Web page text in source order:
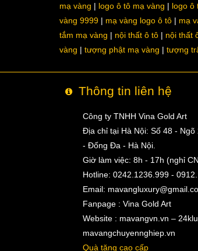
mạ vàng
logo ô tô mạ vàng logo ô
vàng 9999
mạ vàng logo ô tô mạ
tắm mạ vàng
nội thất ô tô nội thất
vàng
tượng phật mạ vàng tượng
Thông tin liên hệ
Công ty TNHH Vina Gold Art
Địa chỉ tại Hà Nội: Số 48 - Ngõ
- Đống Đa - Hà Nội.
Giờ làm việc: 8h - 17h (nghỉ
Hotline: 0242.1236.999 -
Email:
Fanpage : Vina Gold Art
Website : mavangvn.vn –
mavangchuyennghiep.vn
Quà tặng cao cấp